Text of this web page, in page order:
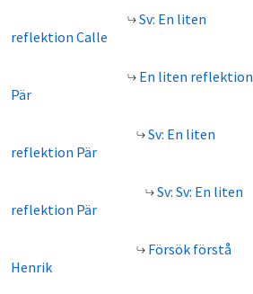
Sv: En liten
reflektion Calle
En liten reflektion
Pär
Sv: En liten
reflektion Pär
Sv: Sv: En liten
reflektion Pär
Försök förstå
Henrik